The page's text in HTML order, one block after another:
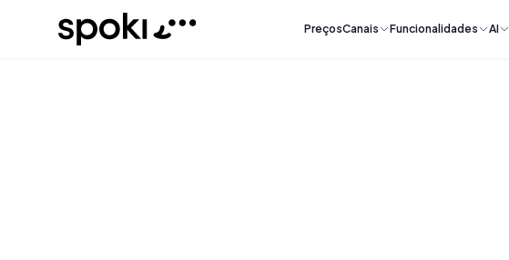
Spoki PreçosCanais Funcionalidades AI